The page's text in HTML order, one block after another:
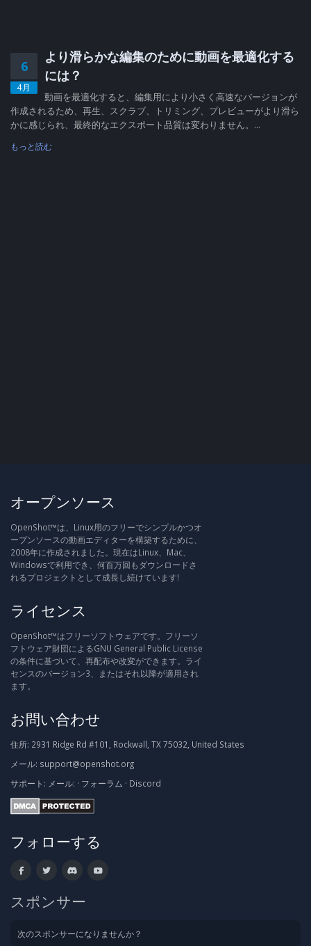
6
4月
より滑らかな編集のために動画を最適化する
には？
動画を最適化すると、編集用により小さく高速なバージョンが
作成されるため、再生、スクラブ、トリミング、プレビューがより滑ら
かに感じられ、最終的なエクスポート品質は変わりません。...
もっと読む
オープンソース
OpenShot™は、Linux用のフリーでシンプルかつオ
ープンソースの動画エディターを構築するために、
2008年に作成されました。現在はLinux、Mac、
Windowsで利用でき、何百万回もダウンロードさ
れるプロジェクトとして成長し続けています!
ライセンス
OpenShot™はフリーソフトウェアです。フリーソ
フトウェア財団によるGNU General Public License
の条件に基づいて、再配布や改変ができます。ライ
センスのバージョン3、またはそれ以降が適用され
ます。
お問い合わせ
住所: 2931 Ridge Rd #101, Rockwall, TX 75032, United States
メール: support@openshot.org
サポート: メール: · フォーラム · Discord
フォローする
スポンサー
次のスポンサーになりませんか？